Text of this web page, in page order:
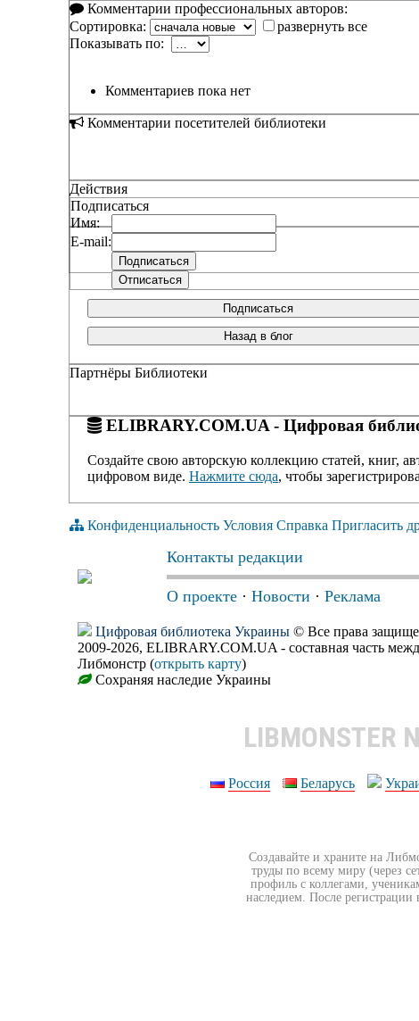
Комментарии профессиональных авторов:
Сортировка:
развернуть все
Показывать по:
Комментариев пока нет
Комментарии посетителей библиотеки
Действия
Подписаться
Имя:
E-mail:
Подписаться
Назад в блог
Партнёры Библиотеки
ELIBRARY.COM.UA - Цифровая
Создайте свою авторскую коллекцию статей, книг,
цифровом виде. Нажмите сюда, чтобы
Конфиденциальность Условия Справка Пригласить
Контакты редакции
О проекте · Новости · Реклама
Цифровая библиотека Украины © Все права
2009-2026, ELIBRARY.COM.UA - составная часть
Либмонстр (открыть карту)
Сохраняя наследие Украины
LIBMONSTER
Россия Беларусь
Создавайте и храните на
труды по всему миру (через
профиль с коллегами,
наследием. После регистрации